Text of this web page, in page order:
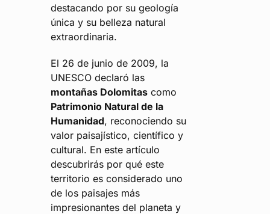
destacando por su geología
única y su belleza natural
extraordinaria.
El 26 de junio de 2009, la
UNESCO declaró las
montañas Dolomitas como
Patrimonio Natural de la
Humanidad, reconociendo su
valor paisajístico, científico y
cultural. En este artículo
descubrirás por qué este
territorio es considerado uno
de los paisajes más
impresionantes del planeta y